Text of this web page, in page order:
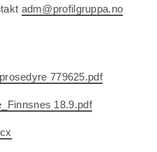
adm@profilgruppa.no
779625.pdf
18.9.pdf